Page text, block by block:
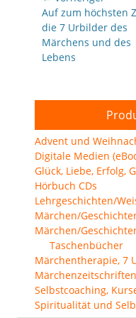
Vorheriger
Beitrag:
Auf zum höchsten
die 7 Urbilder des
Märchens und des
Lebens
Advent und
Digitale Medien
Glück, Liebe, Erfolg,
Hörbuch CDs
Lehrgeschichten/
Märchen/
Märchen/
Taschenbücher
Märchentherapie, 7
Märchenzeitschriften
Selbstcoaching,
Spiritualität und